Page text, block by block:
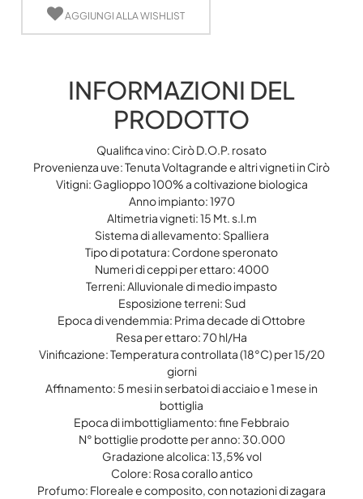
AGGIUNGI ALLA WISHLIST
INFORMAZIONI DEL
PRODOTTO
Qualifica vino: Cirò D.O.P. rosato
Provenienza uve: Tenuta Voltagrande e altri vigneti in Cirò
Vitigni: Gaglioppo 100% a coltivazione biologica
Anno impianto: 1970
Altimetria vigneti: 15 Mt. s.l.m
Sistema di allevamento: Spalliera
Tipo di potatura: Cordone speronato
Numeri di ceppi per ettaro: 4000
Terreni: Alluvionale di medio impasto
Esposizione terreni: Sud
Epoca di vendemmia: Prima decade di Ottobre
Resa per ettaro: 70 hl/Ha
Vinificazione: Temperatura controllata (18°C) per 15/20
giorni
Affinamento: 5 mesi in serbatoi di acciaio e 1 mese in
bottiglia
Epoca di imbottigliamento: fine Febbraio
N° bottiglie prodotte per anno: 30.000
Gradazione alcolica: 13,5% vol
Colore: Rosa corallo antico
Profumo: Floreale e composito, con notazioni di zagara